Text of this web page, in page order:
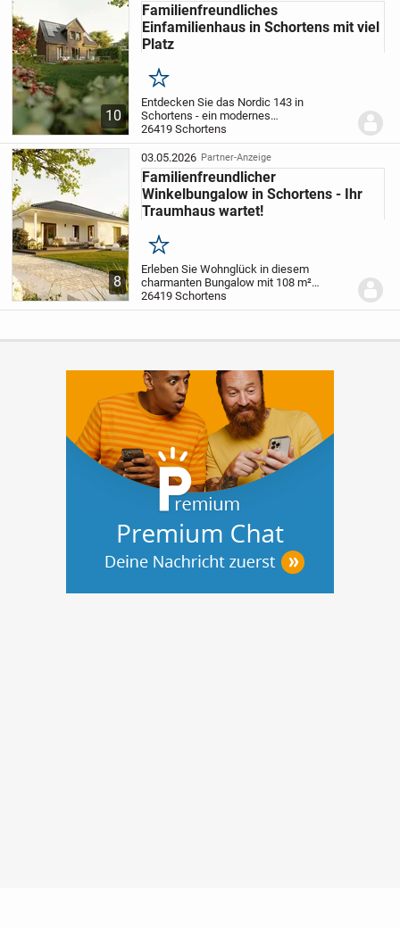
10
Familienfreundliches
Einfamilienhaus in Schortens mit viel
Platz
Merken
Entdecken Sie das Nordic 143 in
Schortens - ein modernes
Einfamilienhaus mit 143 m² Wohnfläche,
das großzügigen Wohnkomfort für
Familien bietet. Mit lichtdurchflutetem
Wohn- und Essbereich, offener...
26419 Schortens
8
03.05.2026 Partner-Anzeige
Familienfreundlicher
Winkelbungalow in Schortens - Ihr
Traumhaus wartet!
Merken
Erleben Sie Wohnglück in diesem
charmanten Bungalow mit 108 m²
Wohnfläche, ideal für Familien. Die
großzügige Raumaufteilung umfasst ein
26419 Schortens